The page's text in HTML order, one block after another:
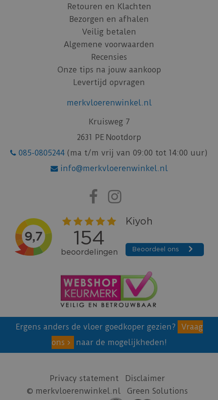
Retouren en Klachten
Bezorgen en afhalen
Veilig betalen
Algemene voorwaarden
Recensies
Onze tips na jouw aankoop
Levertijd opvragen
merkvloerenwinkel.nl
Kruisweg 7
2631 PE Nootdorp
085-0805244 (ma t/m vrij van 09:00 tot 14:00 uur)
info@merkvloerenwinkel.nl
Ergens anders de vloer goedkoper gezien?
Vraag
ons
naar de mogelijkheden!
Privacy statement
Disclaimer
© merkvloerenwinkel.nl
Green Solutions